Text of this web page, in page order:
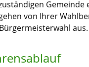
Gemeinde
von Ihrer
aus.